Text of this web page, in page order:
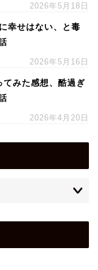
2026年5月18日
幸せはない、と毒
2026年5月16日
てみた感想、酷過ぎ
2026年4月20日